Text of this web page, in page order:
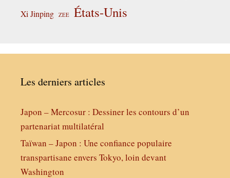
Xi Jinping ZEE États-Unis
Les derniers articles
Japon – Mercosur : Dessiner les contours d’un
partenariat multilatéral
Taïwan – Japon : Une confiance populaire
transpartisane envers Tokyo, loin devant
Washington